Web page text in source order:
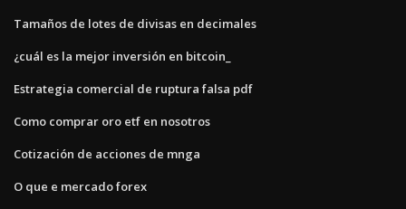
Tamaños de lotes de divisas en decimales
¿cuál es la mejor inversión en bitcoin_
Estrategia comercial de ruptura falsa pdf
Como comprar oro etf en nosotros
Cotización de acciones de mnga
O que e mercado forex